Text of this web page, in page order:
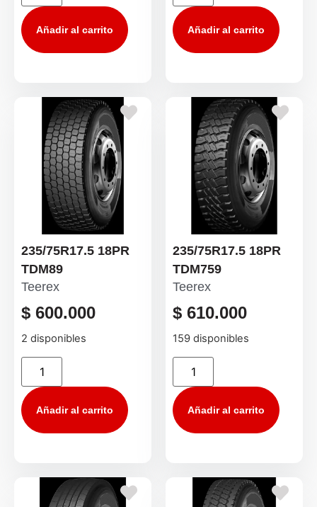
Añadir al carrito Añadir al carrito
235/75R17.5 18PR
TDM89
Teerex
$ 600.000
2 disponibles
Añadir al carrito
235/75R17.5 18PR
TDM759
Teerex
$ 610.000
159 disponibles
Añadir al carrito